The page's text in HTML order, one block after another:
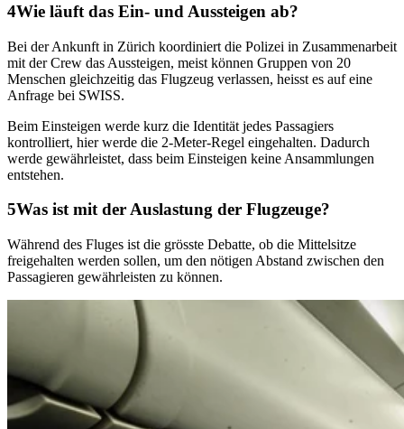
Wie läuft das Ein- und Aussteigen ab?
Bei der Ankunft in Zürich koordiniert die Polizei in Zusammenarbeit
mit der Crew das Aussteigen, meist können Gruppen von 20
Menschen gleichzeitig das Flugzeug verlassen, heisst es auf eine
Anfrage bei SWISS.
Beim Einsteigen werde kurz die Identität jedes Passagiers
kontrolliert, hier werde die 2-Meter-Regel eingehalten. Dadurch
werde gewährleistet, dass beim Einsteigen keine Ansammlungen
entstehen.
Was ist mit der Auslastung der Flugzeuge?
Während des Fluges ist die grösste Debatte, ob die Mittelsitze
freigehalten werden sollen, um den nötigen Abstand zwischen den
Passagieren gewährleisten zu können.